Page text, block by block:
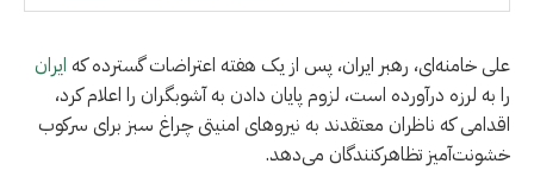
علی خامنه‌ای، رهبر ایران، پس از یک هفته اعتراضات گسترده که ایران
را به لرزه درآورده است، لزوم پایان دادن به آشوبگران را اعلام کرد،
اقدامی که ناظران معتقدند به نیروهای امنیتی چراغ سبز برای سرکوب
خشونت‌آمیز تظاهرکنندگان می‌دهد.